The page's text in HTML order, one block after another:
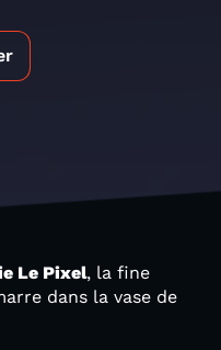
Le Pixel, la fine
dans la vase de